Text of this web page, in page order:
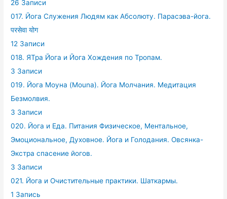
26 Записи
017. Йога Служения Людям как Абсолюту. Парасэва-йога.
परसेवा योग
12 Записи
018. ЯТра Йога и Йога Хождения по Тропам.
3 Записи
019. Йога Моуна (Mouna). Йога Молчания. Медитация
Безмолвия.
3 Записи
020. Йога и Еда. Питания Физическое, Ментальное,
Эмоциональное, Духовное. Йога и Голодания. Овсянка-
Экстра спасение йогов.
3 Записи
021. Йога и Очистительные практики. Шаткармы.
1 Запись